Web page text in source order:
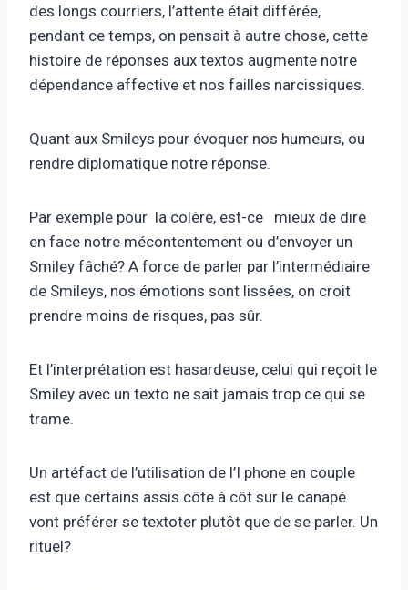
des longs courriers, l’attente était différée,
pendant ce temps, on pensait à autre chose, cette
histoire de réponses aux textos augmente notre
dépendance affective et nos failles narcissiques.
Quant aux Smileys pour évoquer nos humeurs, ou
rendre diplomatique notre réponse.
Par exemple pour la colère, est-ce mieux de dire
en face notre mécontentement ou d’envoyer un
Smiley fâché? A force de parler par l’intermédiaire
de Smileys, nos émotions sont lissées, on croit
prendre moins de risques, pas sûr.
Et l’interprétation est hasardeuse, celui qui reçoit le
Smiley avec un texto ne sait jamais trop ce qui se
trame.
Un artéfact de l’utilisation de l’I phone en couple
est que certains assis côte à côt sur le canapé
vont préférer se textoter plutôt que de se parler. Un
rituel?